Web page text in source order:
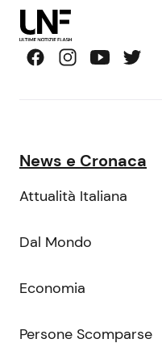
News e Cronaca
Attualità Italiana
Dal Mondo
Economia
Persone Scomparse